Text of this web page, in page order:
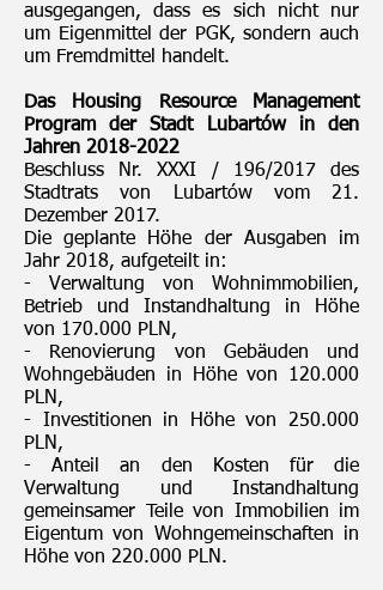
ausgegangen, dass es sich nicht nur
um Eigenmittel der PGK, sondern auch
um Fremdmittel handelt.
Das Housing Resource Management
Program der Stadt Lubartów in den
Jahren 2018-2022
Beschluss Nr. XXXI / 196/2017 des
Stadtrats von Lubartów vom 21.
Dezember 2017.
Die geplante Höhe der Ausgaben im
Jahr 2018, aufgeteilt in:
- Verwaltung von Wohnimmobilien,
Betrieb und Instandhaltung in Höhe
von 170.000 PLN,
- Renovierung von Gebäuden und
Wohngebäuden in Höhe von 120.000
PLN,
- Investitionen in Höhe von 250.000
PLN,
- Anteil an den Kosten für die
Verwaltung und Instandhaltung
gemeinsamer Teile von Immobilien im
Eigentum von Wohngemeinschaften in
Höhe von 220.000 PLN.